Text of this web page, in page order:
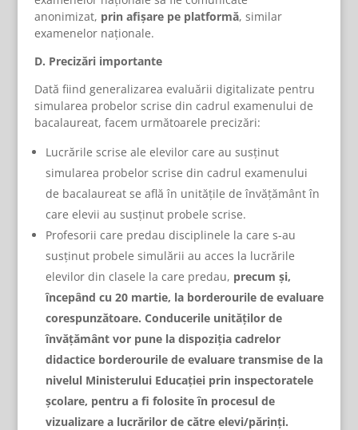
anonimizat, prin afișare pe platformă, similar
examenelor naționale.
D. Precizări importante
Dată fiind generalizarea evaluării digitalizate pentru
simularea probelor scrise din cadrul examenului de
bacalaureat, facem următoarele precizări:
Lucrările scrise ale elevilor care au susținut
simularea probelor scrise din cadrul examenului
de bacalaureat se află în unitățile de învățământ în
care elevii au susținut probele scrise.
Profesorii care predau disciplinele la care s-au
susținut probele simulării au acces la lucrările
elevilor din clasele la care predau, precum și,
începând cu 20 martie, la borderourile de evaluare
corespunzătoare. Conducerile unităților de
învățământ vor pune la dispoziția cadrelor
didactice borderourile de evaluare transmise de la
nivelul Ministerului Educației prin inspectoratele
școlare, pentru a fi folosite în procesul de
vizualizare a lucrărilor de către elevi/părinți.